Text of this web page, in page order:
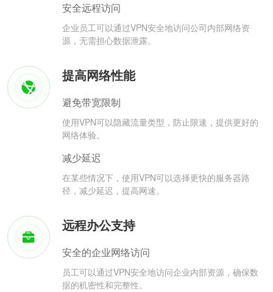
安全远程访问
企业员工可以通过VPN安全地访问公司内部网络资
源，无需担心数据泄露。
提高网络性能
避免带宽限制
使用VPN可以隐藏流量类型，防止限速，提供更好的
网络体验。
减少延迟
在某些情况下，使用VPN可以选择更快的服务器路
径，减少延迟，提高网速。
远程办公支持
安全的企业网络访问
员工可以通过VPN安全地访问企业内部资源，确保数
据的机密性和完整性。